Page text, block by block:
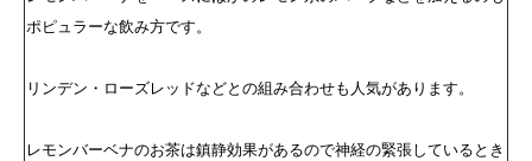
ポピュラーな飲み方です。
リンデン・ローズレッドなどとの組み合わせも人気があります。
レモンバーベナのお茶は鎮静効果があるので神経の緊張しているとき